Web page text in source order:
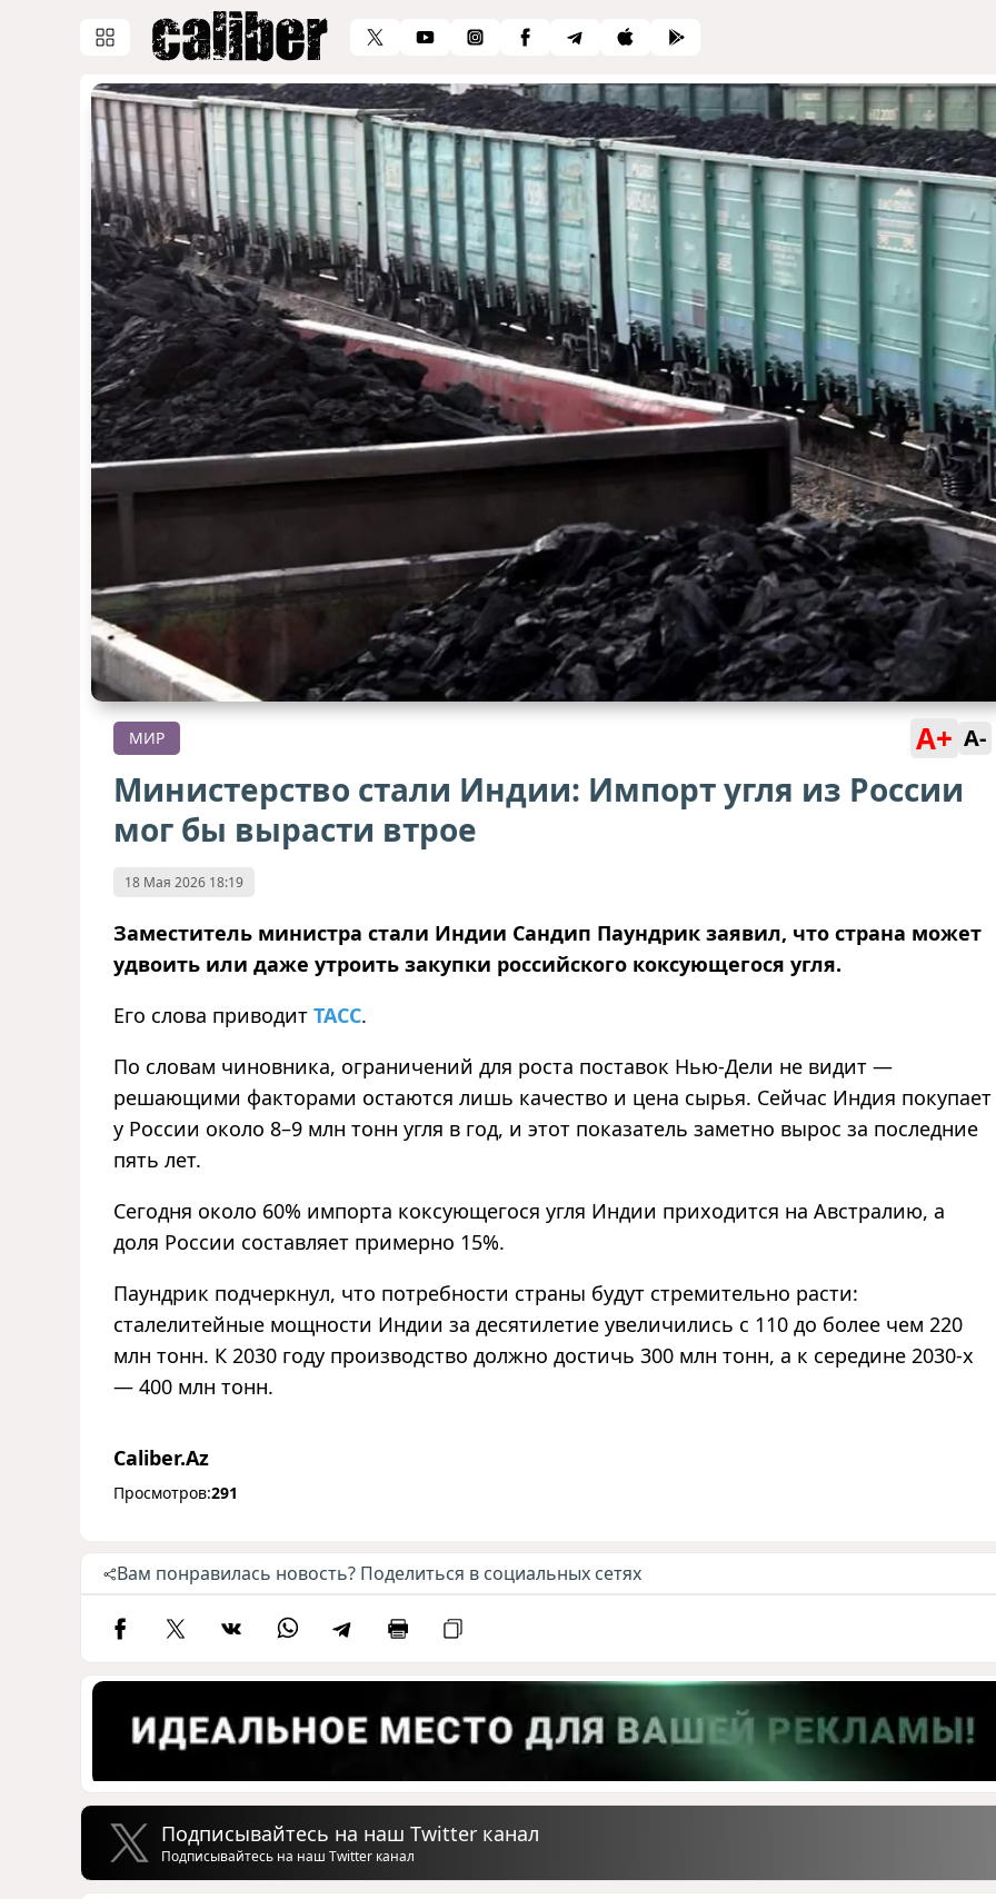
МИР A+ A-
Министерство стали Индии: Импорт угля из России
мог бы вырасти втрое
18 Мая 2026 18:19
Заместитель министра стали Индии Сандип Паундрик заявил, что страна может
удвоить или даже утроить закупки российского коксующегося угля.
Его слова приводит ТАСС.
По словам чиновника, ограничений для роста поставок Нью-Дели не видит —
решающими факторами остаются лишь качество и цена сырья. Сейчас Индия покупает
у России около 8–9 млн тонн угля в год, и этот показатель заметно вырос за последние
пять лет.
Сегодня около 60% импорта коксующегося угля Индии приходится на Австралию, а
доля России составляет примерно 15%.
Паундрик подчеркнул, что потребности страны будут стремительно расти:
сталелитейные мощности Индии за десятилетие увеличились с 110 до более чем 220
млн тонн. К 2030 году производство должно достичь 300 млн тонн, а к середине 2030-х
— 400 млн тонн.
Caliber.Az
Просмотров:291
Вам понравилась новость? Поделиться в социальных сетях
Подписывайтесь на наш Twitter канал
Подписывайтесь на наш Twitter канал